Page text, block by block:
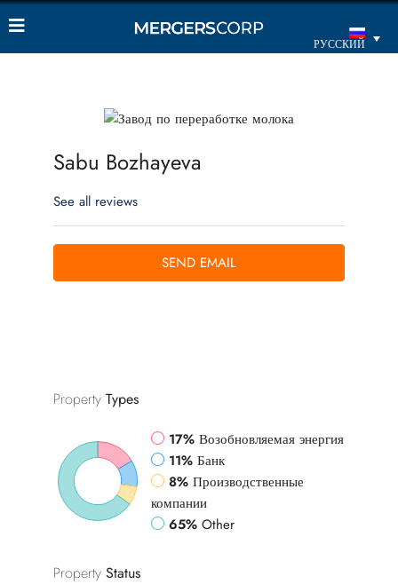
РУССКИЙ
Sabu Bozhayeva
See all reviews
SEND EMAIL
Property Types
17% Возобновляемая энергия
11% Банк
8% Производственные
компании
65% Other
Property Status